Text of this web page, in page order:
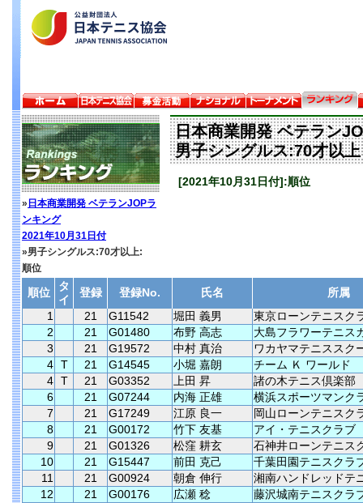
» 日本商業開発 ベテランJOPラ
ンキング
2021年10月31日付
»男子シングルス:70才以上:
順位
日本商業開発 ベテラン
男子シングルス:70才以上
[2021年10月31日付]:順位
順位
タ
イ
登録 登録No. 氏名
所属
1
21 G11542 堀田 義男
東京ローンテニスク
2
21 G01480 布野 高志
大島フラワーテニス
3
21 G19572 中村 真治
ワカヤマテニススク
4 T 21 G14545 小堀 嘉朗
チーム Ｋ ワールド
4 T 21 G03352 上田 昇
諸の木テニス倶楽部
6
21 G07244 内海 正雄
横浜スポーツマンク
7
21 G17249 江原 良一
岡山ローンテニスク
8
21 G00172 竹下 友基
アイ・テニスクラブ
9
21 G01326 松窪 耕玄
石神井ローンテニス
10
21 G15447 前田 克己
千葉田園テニスクラ
11
21 G00924 朝倉 伸行
湘南ハンドレッドテ
12
21 G00176 広瀬 稔
藤沢城南テニスクラ